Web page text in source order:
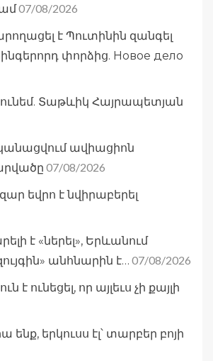
07/08/2026
է Պուտինին զանգել
փորձից. Новое дело
ունեմ. Տաթևիկ Հայրապետյան
ավիացիոն
07/08/2026
եվրո է նվիրաբերել
է «ներել», Երևանում
անհնարին է… 07/08/2026
է ունեցել, որ այլեւս չի քայլի
ենք, երկուսս էլ՝ տարբեր բոյի